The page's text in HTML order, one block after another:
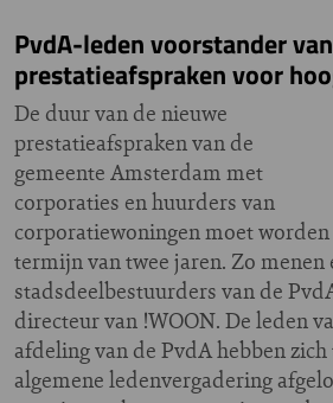
PvdA-leden voorstander
prestatieafspraken voor
De duur van de nieuwe
prestatieafspraken van de
gemeente Amsterdam met
corporaties en huurders van
corporatiewoningen moet
termijn van twee jaren. Zo menen
stadsdeelbestuurders van de
directeur van !WOON. De leden
afdeling van de PvdA hebben
algemene ledenvergadering